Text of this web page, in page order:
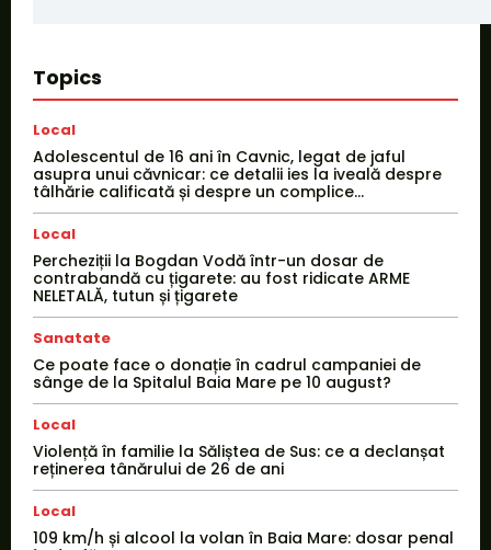
Topics
Local
Adolescentul de 16 ani în Cavnic, legat de jaful
asupra unui căvnicar: ce detalii ies la iveală despre
tâlhărie calificată și despre un complice...
Local
Percheziții la Bogdan Vodă într-un dosar de
contrabandă cu țigarete: au fost ridicate ARME
NELETALĂ, tutun și țigarete
Sanatate
Ce poate face o donație în cadrul campaniei de
sânge de la Spitalul Baia Mare pe 10 august?
Local
Violență în familie la Săliștea de Sus: ce a declanșat
reținerea tânărului de 26 de ani
Local
109 km/h și alcool la volan în Baia Mare: dosar penal